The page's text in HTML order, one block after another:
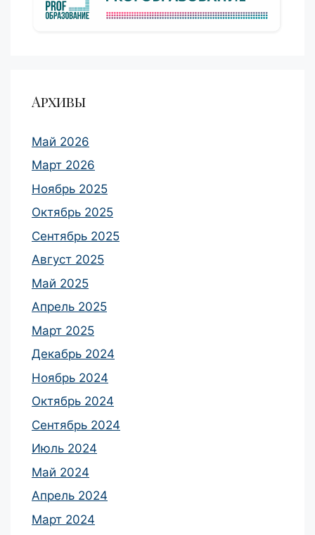
Архивы
Май 2026
Март 2026
Ноябрь 2025
Октябрь 2025
Сентябрь 2025
Август 2025
Май 2025
Апрель 2025
Март 2025
Декабрь 2024
Ноябрь 2024
Октябрь 2024
Сентябрь 2024
Июль 2024
Май 2024
Апрель 2024
Март 2024